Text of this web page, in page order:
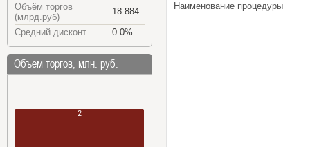
Объём торгов
(млрд.руб)
18.884
Средний дисконт
0.0%
Объем торгов, млн. руб.
2
Наименование процедуры